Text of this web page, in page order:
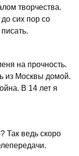
творчества.
сих пор со
на прочность.
из Москвы домой.
В 14 лет я
Так ведь скоро